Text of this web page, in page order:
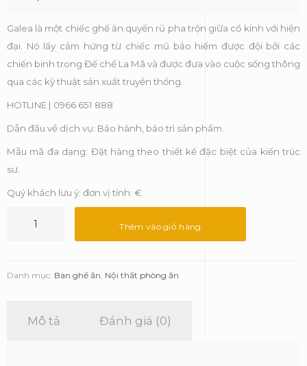
Galea là một chiếc ghế ăn quyến rũ pha trộn giữa cổ kính với hiện
đại. Nó lấy cảm hứng từ chiếc mũ bảo hiểm được đội bởi các
chiến binh trong Đế chế La Mã và được đưa vào cuộc sống thông
qua các kỹ thuật sản xuất truyền thống.
HOTLINE | 0966 651 888
Dẫn đầu về dịch vụ: Bảo hành, bảo trì sản phẩm.
Mẫu mã đa dạng: Đặt hàng theo thiết kế đặc biệt của kiến trúc
sư.
Quý khách lưu ý: đơn vị tính: €
số
Thêm vào giỏ hàng
Danh mục: Bàn ghế ăn, Nội thất phòng ăn
Mô tả Đánh giá (0)